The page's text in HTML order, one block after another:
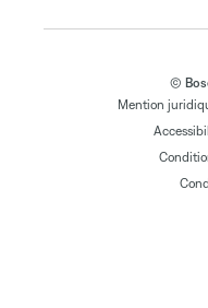
©
Mention